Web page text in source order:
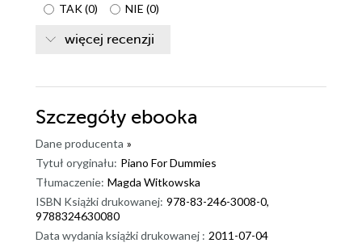
TAK(0) NIE (0)
więcej recenzji
Szczegóły ebooka
Dane producenta »
Tytuł oryginału: Piano For Dummies
Tłumaczenie: Magda Witkowska
ISBN Książki drukowanej: 978-83-246-3008-0,
9788324630080
Data wydania książki drukowanej : 2011-07-04